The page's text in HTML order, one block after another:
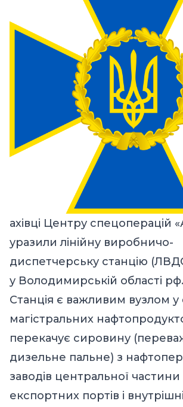
ахівці Центру спецоперацій
уразили лінійну виробничо-
диспетчерську станцію
у Володимирській області рф.
Станція є важливим вузлом у
магістральних
перекачує сировину
дизельне пальне) з
заводів центральної
експортних портів і